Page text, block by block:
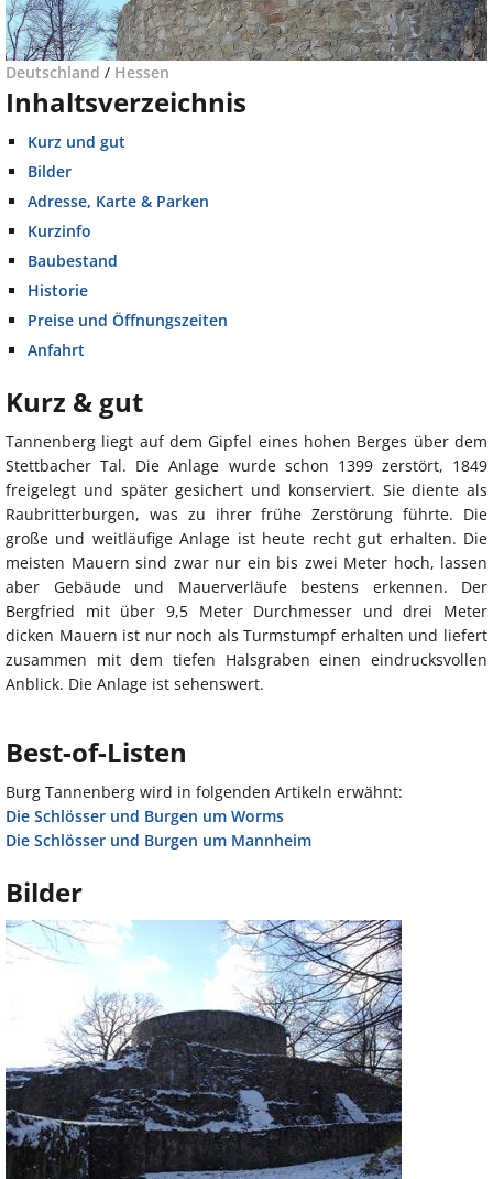
Deutschland / Hessen
Inhaltsverzeichnis
Kurz und gut
Bilder
Adresse, Karte & Parken
Kurzinfo
Baubestand
Historie
Preise und Öffnungszeiten
Anfahrt
Kurz & gut
Tannenberg liegt auf dem Gipfel eines hohen Berges über dem
Stettbacher Tal. Die Anlage wurde schon 1399 zerstört, 1849
freigelegt und später gesichert und konserviert. Sie diente als
Raubritterburgen, was zu ihrer frühe Zerstörung führte. Die
große und weitläufige Anlage ist heute recht gut erhalten. Die
meisten Mauern sind zwar nur ein bis zwei Meter hoch, lassen
aber Gebäude und Mauerverläufe bestens erkennen. Der
Bergfried mit über 9,5 Meter Durchmesser und drei Meter
dicken Mauern ist nur noch als Turmstumpf erhalten und liefert
zusammen mit dem tiefen Halsgraben einen eindrucksvollen
Anblick. Die Anlage ist sehenswert.
Best-of-Listen
Burg Tannenberg wird in folgenden Artikeln erwähnt:
Die Schlösser und Burgen um Worms
Die Schlösser und Burgen um Mannheim
Bilder